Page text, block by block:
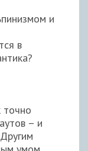
и
в
точно
– и